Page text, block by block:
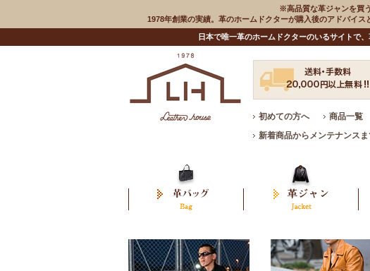
※高品質な革ジャンを買
1978年創業の実績。革のホームドクターが購入後のアドバイ
日本で唯一革のホームドクターのいるサイトで
初めての方へ 商品一覧
新着商品からメンテナンス